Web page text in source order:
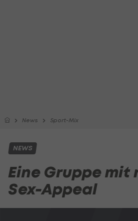
News Sport-Mix
NEWS
Eine Gruppe
Sex-Appeal